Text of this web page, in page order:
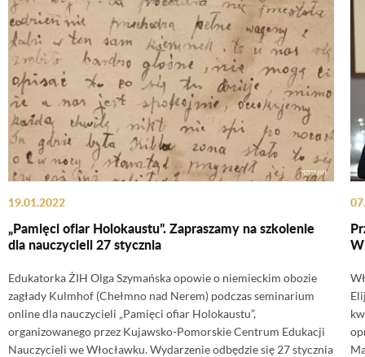
19.01.2022
„Pamięci ofiar Holokaustu”. Zapraszamy na szkolenie
dla nauczycieli 27 stycznia
Edukatorka ŻIH Olga Szymańska opowie o niemieckim obozie
zagłady Kulmhof (Chełmno nad Nerem) podczas seminarium
online dla nauczycieli „Pamięci ofiar Holokaustu”,
organizowanego przez Kujawsko-Pomorskie Centrum Edukacji
Nauczycieli we Włocławku. Wydarzenie odbędzie się 27 stycznia